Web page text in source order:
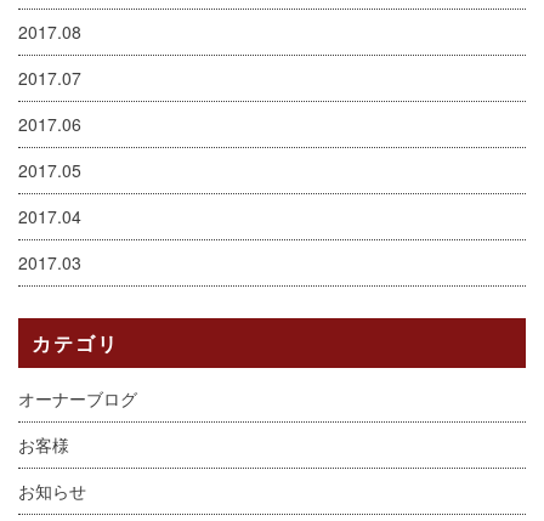
2017.08
2017.07
2017.06
2017.05
2017.04
2017.03
カテゴリ
オーナーブログ
お客様
お知らせ